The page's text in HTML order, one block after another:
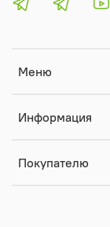
Меню
Информация
Покупателю